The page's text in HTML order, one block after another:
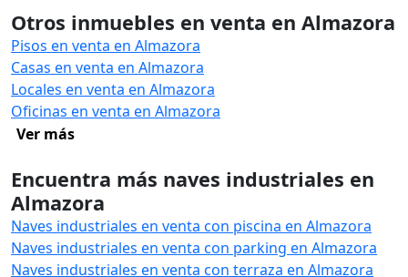
Otros inmuebles en venta en Almazora
Pisos en venta en Almazora
Casas en venta en Almazora
Locales en venta en Almazora
Oficinas en venta en Almazora
Ver más
Encuentra más naves industriales en
Almazora
Naves industriales en venta con piscina en Almazora
Naves industriales en venta con parking en Almazora
Naves industriales en venta con terraza en Almazora